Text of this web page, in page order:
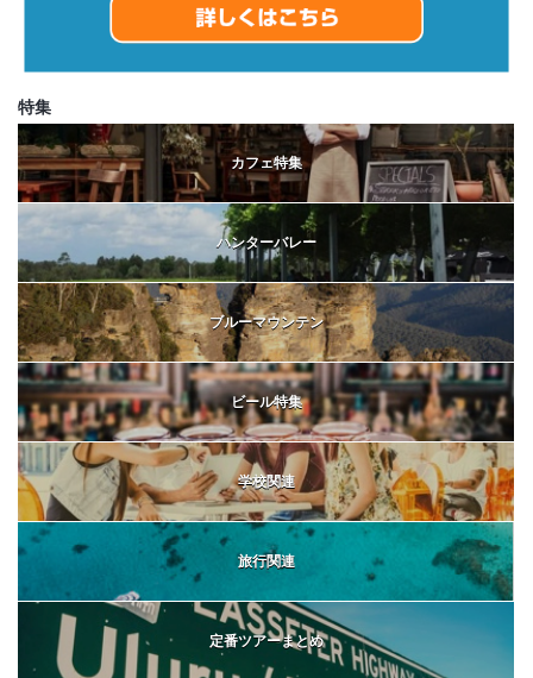
特集
カフェ特集
ハンターバレー
ブルーマウンテン
ビール特集
学校関連
旅行関連
定番ツアーまとめ